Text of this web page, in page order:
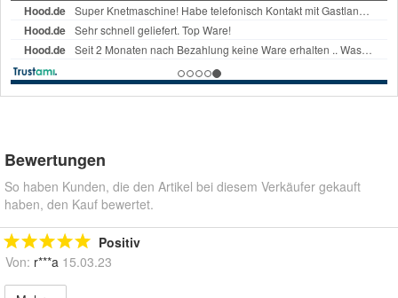
Bewertungen
So haben Kunden, die den Artikel bei diesem Verkäufer gekauft
haben, den Kauf bewertet.
Positiv
Von: r***a 15.03.23